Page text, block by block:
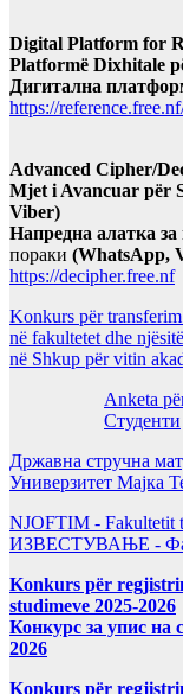
Digital Platform for
Platformë Dixhitale
Дигитална
https://
Advanced Cipher/
Mjet i Avancuar për
Viber)
Напредна алатка
пораки (WhatsApp,
https://decipher.free.nf
Konkurs për
në fakultetet dhe
në Shkup për vitin
Anketa
Студенти
Државна стручна
Универзитет Мајка
NJOFTIM - Fakultetit
ИЗВЕСТУВАЊЕ -
Konkurs për
studimeve 2025-2026
Конкурс за упис на
2026
Konkurs për